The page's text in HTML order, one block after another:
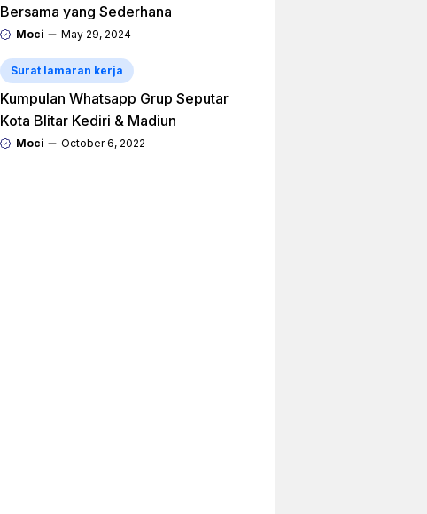
Bersama yang Sederhana
Moci May 29, 2024
Surat lamaran kerja
Kumpulan Whatsapp Grup Seputar
Kota Blitar Kediri & Madiun
Moci October 6, 2022